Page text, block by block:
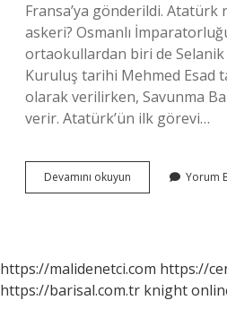
Fransa’ya gönderildi. Atatürk
askeri? Osmanlı
ortaokullardan biri de Selanik
Kuruluş tarihi Mehmed Esad
olarak verilirken, Savunma
verir. Atatürk’ün ilk görevi…
Devamını okuyun
Selanik
Yorum
https://malidenetci.com https://
https://barisal.com.tr knight